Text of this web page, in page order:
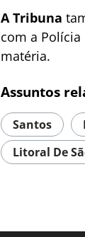
A Tribuna
com a
matéria.
Assuntos
Santos
Litoral De